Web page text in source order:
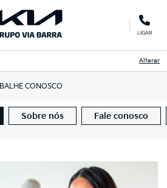
LIGAR
Alterar
CONOSCO
Sobre nós Fale conosco